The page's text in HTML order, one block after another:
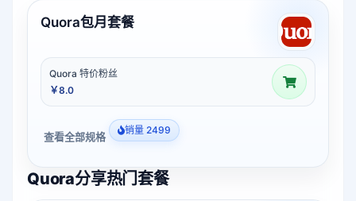
Quora包月套餐
Quora 特价粉丝
￥8.0
查看全部规格 销量 2499
Quora分享热门套餐